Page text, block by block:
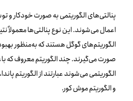
پنالتی‌های الگوریتمی به صورت خودکار و
اعمال می‌شوند. این نوع پنالتی‌ها معمولاً
الگوریتم‌های گوگل هستند که به‌منظور
صورت می‌گیرند. چند الگوریتم معروف که
الگوریتمی می‌شوند عبارتند از الگوریتم
و الگوریتم موش کور.